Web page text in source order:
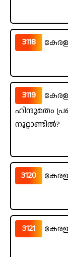
3118
3119
ഹിന്ദുമതം
നൂറ്റാണ്ടിൽ?
3120
3121